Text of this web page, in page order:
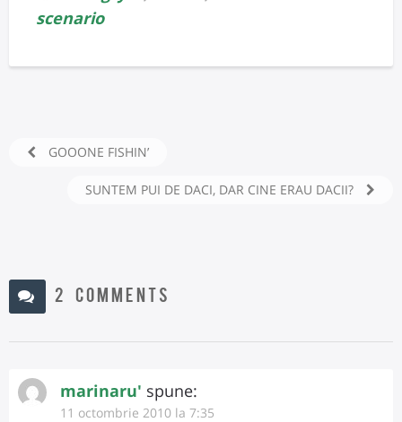
scenario
GOOONE FISHIN’
SUNTEM PUI DE DACI, DAR CINE ERAU DACII?
2 COMMENTS
marinaru' spune:
11 octombrie 2010 la 7:35